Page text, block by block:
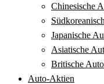
Chinesische
Japanische
Asiatische
Britische
Auto-Aktien